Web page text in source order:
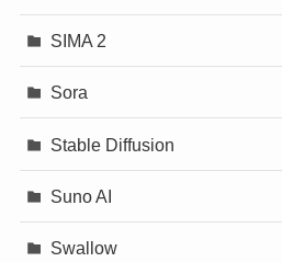
SIMA 2
Sora
Stable Diffusion
Suno AI
Swallow